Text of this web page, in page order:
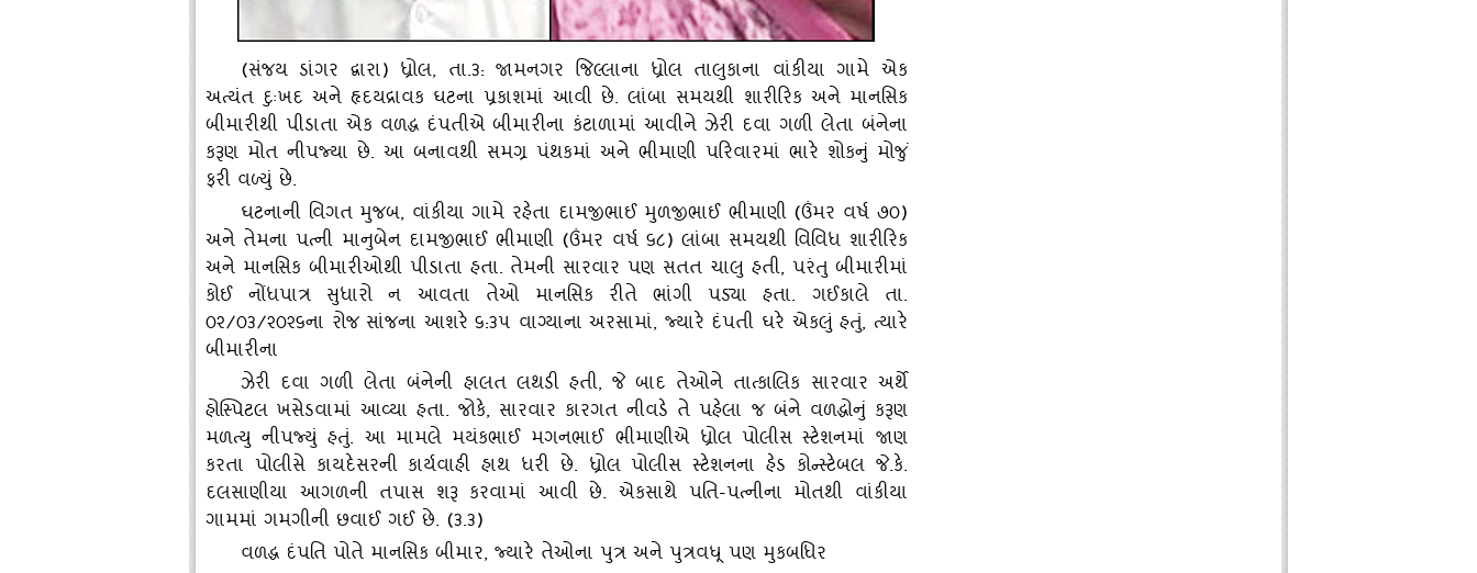
(સંજય ડાંગર દ્વારા) ધ્રોલ, તા.૩: જામનગર જિલ્લાના ધ્રોલ તાલુકાના વાંકીયા ગામે એક
અત્‍યંત દુઃખદ અને હૃદયદ્રાવક ઘટના પ્રકાશમાં આવી છે. લાંબા સમયથી શારીરિક અને માનસિક
બીમારીથી પીડાતા એક વળદ્ધ દંપતીએ બીમારીના કંટાળામાં આવીને ઝેરી દવા ગળી લેતા બંનેના
કરૂણ મોત નીપજ્‍યા છે. આ બનાવથી સમગ્ર પંથકમાં અને ભીમાણી પરિવારમાં ભારે શોકનું મોજું
ફરી વળ્‍યું છે.
ઘટનાની વિગત મુજબ, વાંકીયા ગામે રહેતા દામજીભાઈ મુળજીભાઈ ભીમાણી (ઉંમર વર્ષ ૭૦)
અને તેમના પત્‍ની માનુબેન દામજીભાઈ ભીમાણી (ઉંમર વર્ષ ૬૮) લાંબા સમયથી વિવિધ શારીરિક
અને માનસિક બીમારીઓથી પીડાતા હતા. તેમની સારવાર પણ સતત ચાલુ હતી, પરંતુ બીમારીમાં
કોઈ નોંધપાત્ર સુધારો ન આવતા તેઓ માનસિક રીતે ભાંગી પડ્‍યા હતા. ગઈકાલે તા.
૦૨/૦૩/૨૦૨૬ના રોજ સાંજના આશરે ૬:૩૫ વાગ્‍યાના અરસામાં, જ્‍યારે દંપતી ઘરે એકલું હતું, ત્‍યારે
બીમારીના
ઝેરી દવા ગળી લેતા બંનેની હાલત લથડી હતી, જે બાદ તેઓને તાત્‍કાલિક સારવાર અર્થે
હોસ્‍પિટલ ખસેડવામાં આવ્‍યા હતા. જોકે, સારવાર કારગત નીવડે તે પહેલા જ બંને વળદ્ધોનું કરૂણ
મળત્‍યુ નીપજ્‍યું હતું. આ મામલે મયંકભાઈ મગનભાઈ ભીમાણીએ ધ્રોલ પોલીસ સ્‍ટેશનમાં જાણ
કરતા પોલીસે કાયદેસરની કાર્યવાહી હાથ ધરી છે. ધ્રોલ પોલીસ સ્‍ટેશનના હેડ કોન્‍સ્‍ટેબલ જે.કે.
દલસાણીયા આગળની તપાસ શરૂ કરવામાં આવી છે. એકસાથે પતિ-પત્‍નીના મોતથી વાંકીયા
ગામમાં ગમગીની છવાઈ ગઈ છે. (૩.૩)
વળદ્ધ દંપતિ પોતે માનસિક બીમાર, જ્‍યારે તેઓના પુત્ર અને પુત્રવધૂ પણ મુકબધિર